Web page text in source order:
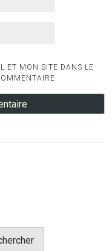
ET MON SITE DANS LE